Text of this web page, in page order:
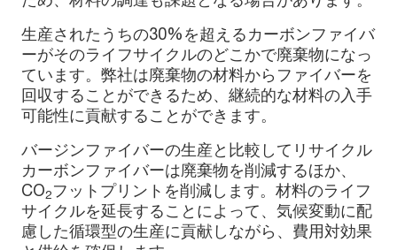
生産されたうちの30%を超えるカーボンファイバ
ーがそのライフサイクルのどこかで廃棄物になっ
ています。弊社は廃棄物の材料からファイバーを
回収することができるため、継続的な材料の入手
可能性に貢献することができます。
バージンファイバーの生産と比較してリサイクル
カーボンファイバーは廃棄物を削減するほか、
CO2フットプリントを削減します。材料のライフ
サイクルを延長することによって、気候変動に配
慮した循環型の生産に貢献しながら、費用対効果